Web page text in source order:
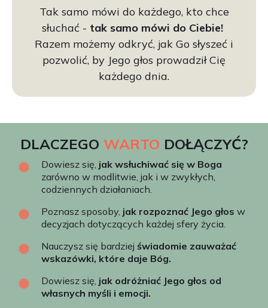
Tak samo mówi do każdego, kto chce
słuchać - tak samo mówi do Ciebie!
Razem możemy odkryć, jak Go słyszeć i
pozwolić, by Jego głos prowadził Cię
każdego dnia.
DLACZEGO WARTO DOŁĄCZYĆ?
Dowiesz się, jak wsłuchiwać się w Boga
zarówno w modlitwie, jak i w zwykłych,
codziennych działaniach.
Poznasz sposoby, jak rozpoznać Jego głos w
decyzjach dotyczących każdej sfery życia.
Nauczysz się bardziej świadomie zauważać
wskazówki, które daje Bóg.
Dowiesz się, jak odróżniać Jego głos od
własnych myśli i emocji.